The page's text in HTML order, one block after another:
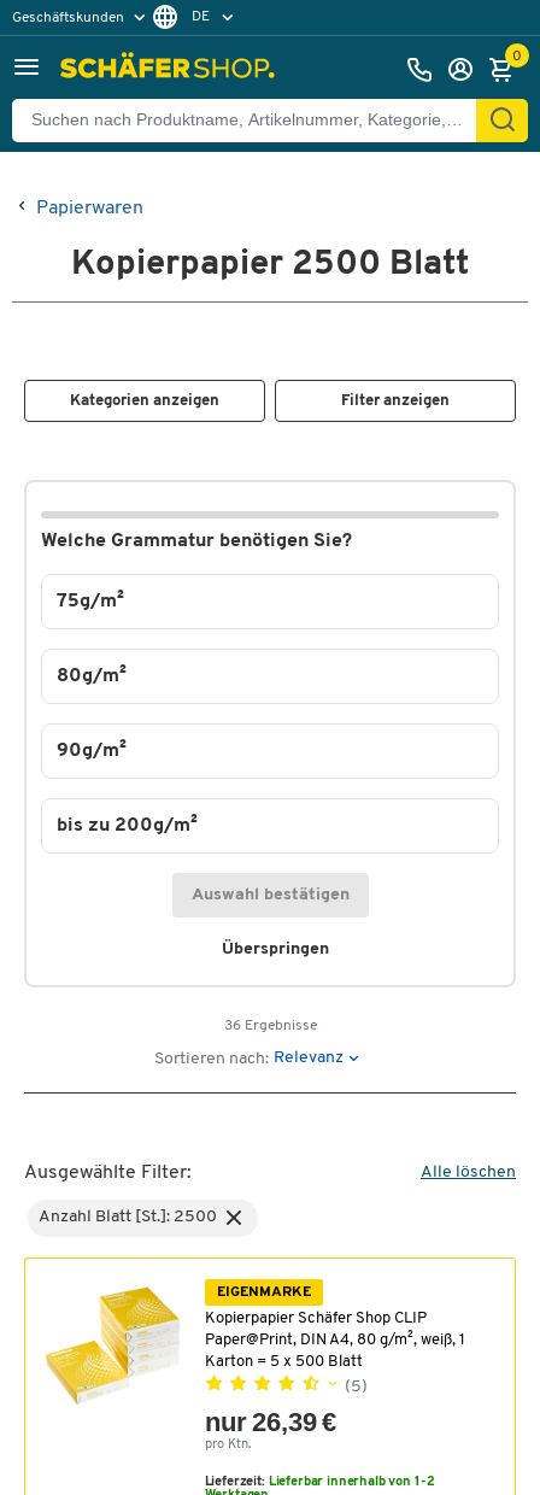
Geschäftskunden DE
0
Papierwaren
Kopierpapier 2500 Blatt
Kategorien anzeigen Filter anzeigen
Welche Grammatur benötigen Sie?
Überspringen
75g/m²
80g/m²
90g/m²
bis zu 200g/m²
Auswahl bestätigen
36 Ergebnisse
Sortieren nach: Relevanz
Ausgewählte Filter: Alle löschen
Anzahl Blatt [St.]: 2500
EIGENMARKE
Kopierpapier Schäfer Shop CLIP
Paper@Print, DIN A4, 80 g/m², weiß, 1
Karton = 5 x 500 Blatt
(5)
nur 26,39 €
pro Ktn.
Lieferzeit: Lieferbar innerhalb von 1-2